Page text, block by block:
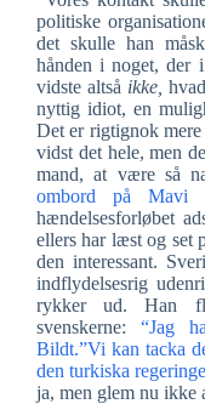
politiske
det skulle han
hånden i noget, der
vidste altså ikke,
nyttig idiot, en
Det er rigtignok
vidst det hele, men
mand, at være så
ombord på Mavi
hændelsesforløbet
ellers har læst og set
den interessant.
indflydelsesrig
rykker ud. Han
svenskerne:“Jag
Bildt.”Vi kan tacka
den turkiska
ja, men glem nu ikke